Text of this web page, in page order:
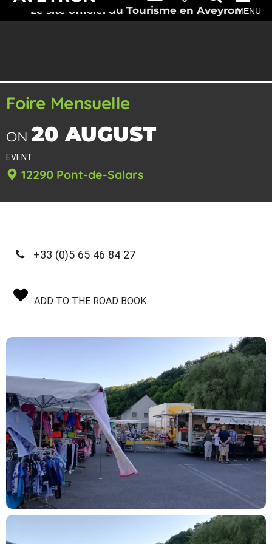
Le site officiel du Tourisme en AveyronMENU
Foire Mensuelle
ON 20 AUGUST
EVENT
12290 Pont-de-Salars
+33 (0)5 65 46 84 27
ADD TO THE ROAD BOOK